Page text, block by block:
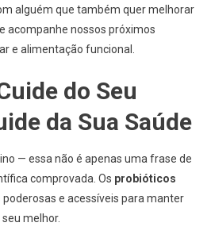
alguém que também quer melhorar
acompanhe nossos próximos
e alimentação funcional.
do Seu
da Sua Saúde
— essa não é apenas uma frase de
comprovada. Os probióticos
e acessíveis para manter
melhor.